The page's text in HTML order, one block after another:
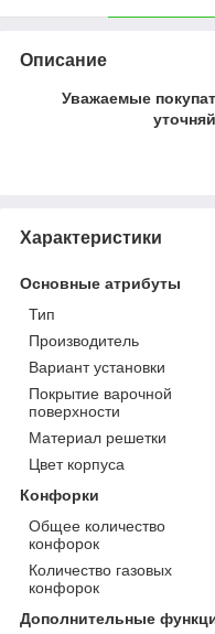
Описание
Уважаемые
Характеристики
Основные атрибуты
Тип
Производитель
Вариант установки
Покрытие варочной
поверхности
Материал решетки
Цвет корпуса
Конфорки
Общее количество
конфорок
Количество газовых
конфорок
Дополнительные